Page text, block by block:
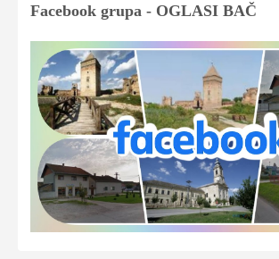
Facebook grupa - OGLASI BAČ